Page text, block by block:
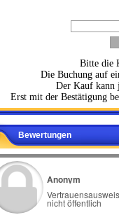
Bitte die
Die Buchung auf
Der Kauf kann
Erst mit der Bestätigung
Bewertungen